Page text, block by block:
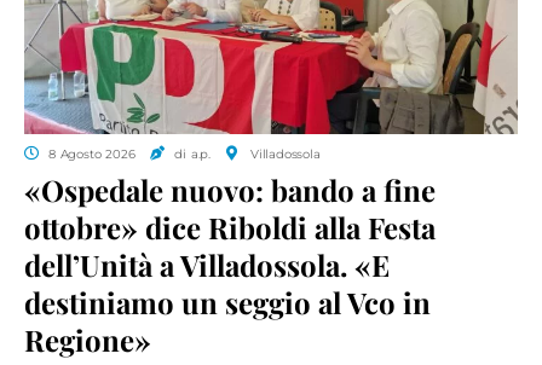
8 Agosto 2026 di a.p. Villadossola
«Ospedale nuovo: bando a fine
ottobre» dice Riboldi alla Festa
dell’Unità a Villadossola. «E
destiniamo un seggio al Vco in
Regione»